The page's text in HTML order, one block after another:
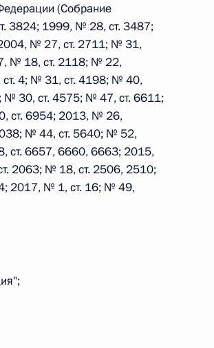
Федерации»
деятельности
(Собрание
3824; 1999, № 28, ст. 3487;
№ 27, ст. 2711; № 31,
№ 18, ст. 2118; № 22,
4; № 31, ст. 4198; № 40,
30, ст. 4575; № 47, ст. 6611;
ст. 6954; 2013, № 26,
№ 44, ст. 5640; № 52,
ст. 6657, 6660, 6663; 2015,
2063; № 18, ст. 2506, 2510;
2017, № 1, ст. 16; № 49,